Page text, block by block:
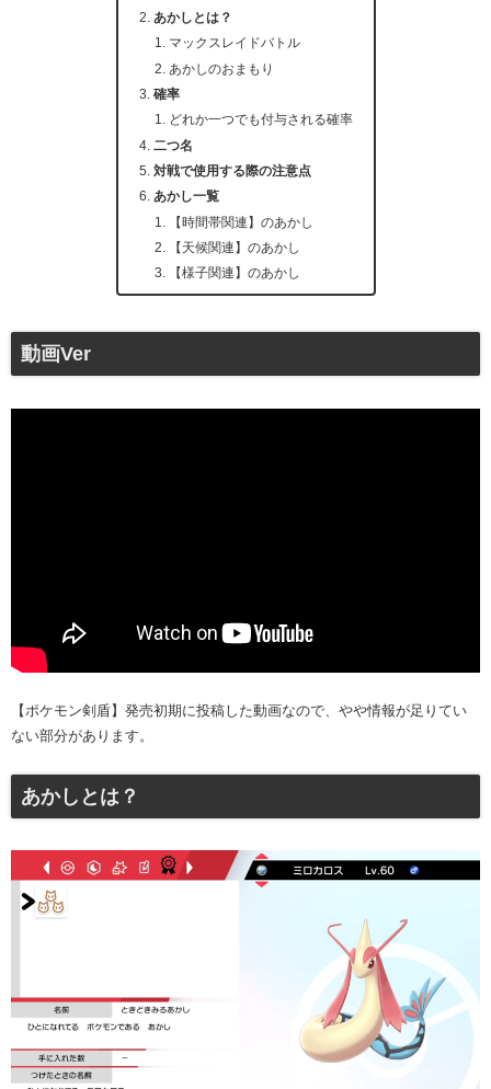
あかしとは？
マックスレイドバトル
あかしのおまもり
確率
どれか一つでも付与される確率
二つ名
対戦で使用する際の注意点
あかし一覧
【時間帯関連】のあかし
【天候関連】のあかし
【様子関連】のあかし
ときどきみるあかし
カレーのあかし
動画Ver
【ポケモン剣盾】発売初期に投稿した動画なので、やや情報が足りてい
ない部分があります。
あかしとは？